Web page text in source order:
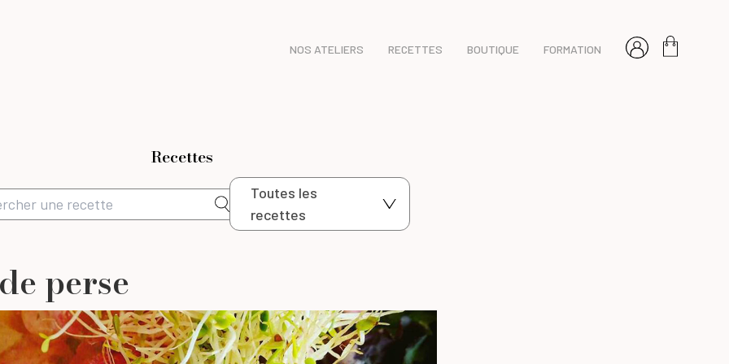
NOS ATELIERS RECETTES BOUTIQUE FORMATION
Recettes
Toutes les
recettes
perse